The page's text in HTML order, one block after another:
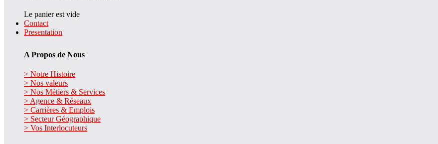
Le panier est vide
Contact
Presentation
A Propos de Nous
> Notre Histoire
> Nos valeurs
> Nos Métiers & Services
> Agence & Réseaux
> Carrières & Emplois
> Secteur Géographique
> Vos Interlocuteurs